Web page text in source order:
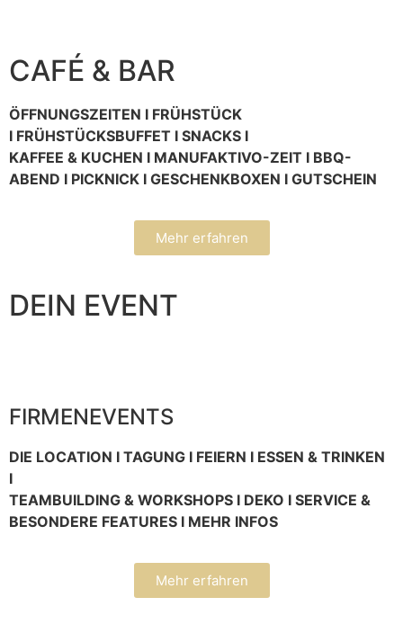
CAFÉ & BAR
ÖFFNUNGSZEITEN I FRÜHSTÜCK
I FRÜHSTÜCKSBUFFET I SNACKS I
KAFFEE & KUCHEN I MANUFAKTIVO-ZEIT I BBQ-
ABEND I PICKNICK I GESCHENKBOXEN I GUTSCHEIN
Mehr erfahren
DEIN EVENT
FIRMENEVENTS
DIE LOCATION I TAGUNG I FEIERN I ESSEN & TRINKEN
I
TEAMBUILDING & WORKSHOPS I DEKO I SERVICE &
BESONDERE FEATURES I MEHR INFOS
Mehr erfahren